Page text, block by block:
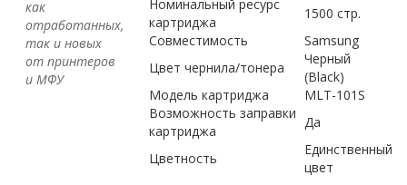
как
отработанных,
так и новых
от принтеров
и МФУ
Номинальный ресурс
картриджа
1500 стр.
Совместимость
Samsung
Цвет чернила/тонера
Черный
(Black)
Модель картриджа
MLT-101S
Возможность заправки
картриджа
Да
Цветность
Единственный
цвет